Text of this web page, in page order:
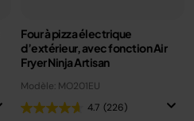
Four à pizza électrique
d’extérieur, avec fonction Air
Fryer Ninja Artisan
Modèle: MO201EU
4.7 (226)